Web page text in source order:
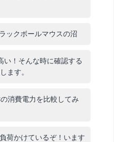
ックボールマウスの沼
い！そんな時に確認する
ます。
消費電力を比較してみ
荷かけているぞ！います